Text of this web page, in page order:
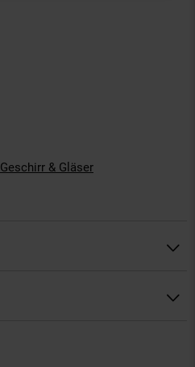
Geschirr & Gläser